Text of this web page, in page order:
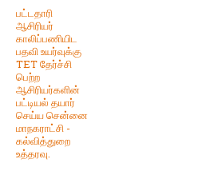
பட்டதாரி
ஆசிரியர்
காலிப்பணியிட
பதவி உயர்வுக்கு
TET தேர்ச்சி
பெற்ற
ஆசிரியர்களின்
பட்டியல் தயார்
செய்ய சென்னை
மாநகராட்சி -
கல்வித்துறை
உத்தரவு.